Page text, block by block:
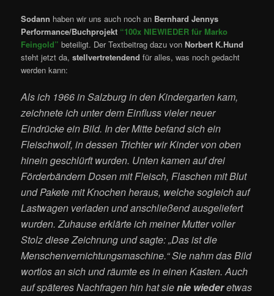
Sodann haben wir uns auch noch an Bernhard Jennys
Performance/Buchprojekt “100x NIEWIEDER für Marko
Feingold” beteiligt. Der Textbeitrag dazu von Norbert K.Hund
steht jetzt da,stellvertretendend für alles, was noch gedacht
werden kann:
Als ich 1966 in Salzburg in den Kindergarten kam,
zeichnete ich unter dem Einfluss vieler neuer
Eindrücke ein Bild. In der Mitte befand sich ein
Fleischwolf, in dessen Trichter wir Kinder von oben
hinein geschlürft wurden. Unten kamen auf drei
Förderbändern Dosen mit Fleisch, Flaschen mit Blut
und Pakete mit Knochen heraus, welche sogleich auf
Lastwagen verladen und anschließend ausgeliefert
wurden. Zuhause erklärte ich meiner Mutter voller
Stolz diese Zeichnung und sagte: „Das ist die
Menschenvernichtungsmaschine.“ Sie nahm das Bild
wortlos an sich und räumte es in einen Kasten. Auch
auf späteres Nachfragen hin hat sienie wiederetwas